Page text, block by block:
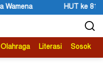
HUT ke 81 RI dan
Olahraga Literasi Sosok